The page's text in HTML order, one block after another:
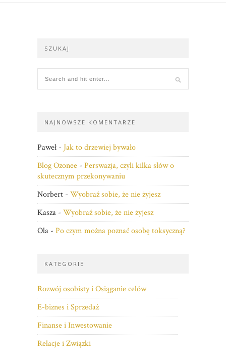
SZUKAJ
NAJNOWSZE KOMENTARZE
Paweł - Jak to drzewiej bywało
Blog Ozonee - Perswazja, czyli kilka słów o
skutecznym przekonywaniu
Norbert - Wyobraź sobie, że nie żyjesz
Kasza - Wyobraź sobie, że nie żyjesz
Ola - Po czym można poznać osobę toksyczną?
KATEGORIE
Rozwój osobisty i Osiąganie celów
E-biznes i Sprzedaż
Finanse i Inwestowanie
Relacje i Związki